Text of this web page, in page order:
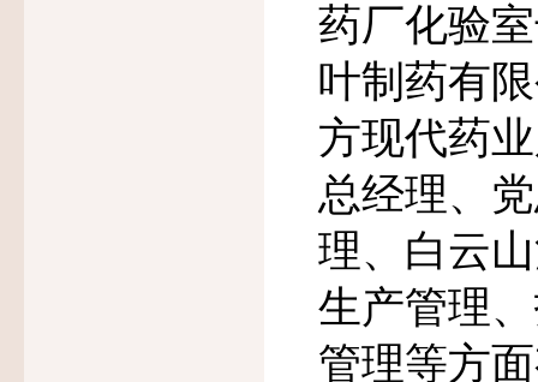
药厂化验
叶制药有
方现代药
总经理、
理、白云
生产管理
管理等方